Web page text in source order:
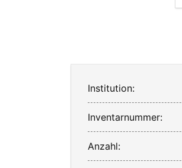
Institution:
Inventarnummer:
Anzahl: